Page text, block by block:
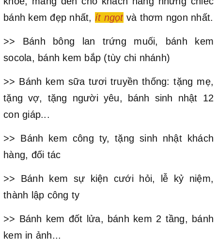
bánh kem đẹp nhất, ít ngọt và thơm ngon nhất.
>> Bánh bông lan trứng muối, bánh kem
socola, bánh kem bắp (tùy chi nhánh)
>> Bánh kem sữa tươi truyền thống: tặng mẹ,
tặng vợ, tặng người yêu, bánh sinh nhật 12
con giáp...
>> Bánh kem công ty, tặng sinh nhật khách
hàng, đối tác
>> Bánh kem sự kiện cưới hỏi, lễ kỷ niệm,
thành lập công ty
>> Bánh kem đốt lửa, bánh kem 2 tầng, bánh
kem in ảnh...